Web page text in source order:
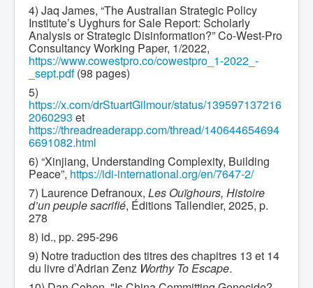
4) Jaq James, “The Australian Strategic Policy
Institute’s Uyghurs for Sale Report: Scholarly
Analysis or Strategic Disinformation?” Co-West-Pro
Consultancy Working Paper, 1/2022,
https://www.cowestpro.co/cowestpro_1-2022_-
_sept.pdf(98 pages)
5)
https://x.com/drStuartGilmour/status/139597137216
2060293 et
https://threadreaderapp.com/thread/140644654694
6691082.html
6) “Xinjiang, Understanding Complexity, Building
Peace”, https://idi-international.org/en/7647-2/
7) Laurence Defranoux, Les Ouïghours, Histoire
d’un peuple sacrifié, Éditions Tallendier, 2025, p.
278
8) id., pp. 295-296
9) Notre traduction des titres des chapitres 13 et 14
du livre d’Adrian Zenz Worthy To Escape.